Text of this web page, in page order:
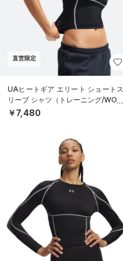
直営限定
UAヒートギア エリート ショートス
リーブ シャツ（トレーニング/WOM
EN）
￥7,480